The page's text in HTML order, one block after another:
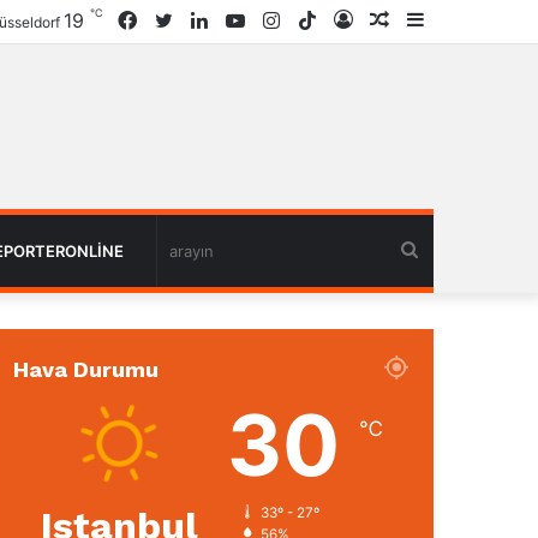
Rastgele
Giriş
TikTok
Instagram
YouTube
LinkedIn
Twitter
Facebook
19 ℃
Hava Durumu
Istanbul
30 ℃
33º - 27º
56%